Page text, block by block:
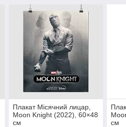
Плакат Місячний лицар,
Moon Knight (2022), 60×48
см
см